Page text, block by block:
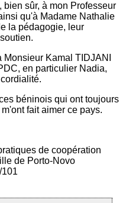
bien sûr, à mon Professeur
qu'à Madame Nathalie
la pédagogie, leur
Kamal TIDJANI
en particulier Nadia,
béninois qui ont toujours
fait aimer ce pays.
de coopération
de Porto-Novo
101